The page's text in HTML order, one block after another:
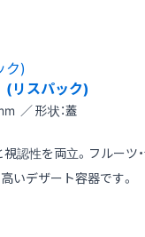
リスパック)
／ 形状：蓋
認性を両立。フルーツ
いデザート容器です。